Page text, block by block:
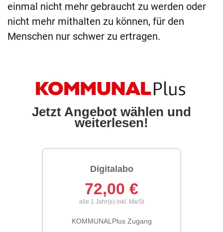
einmal nicht mehr gebraucht zu werden oder
nicht mehr mithalten zu können, für den
Menschen nur schwer zu ertragen.